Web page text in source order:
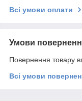
Всі умови оплати
Умови
Повернення товару
Всі умови